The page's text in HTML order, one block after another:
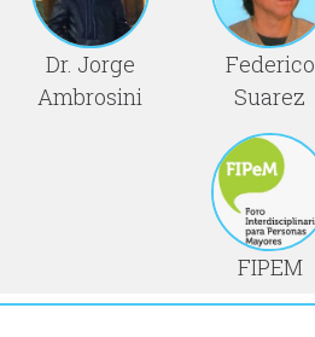
Dr. Jorge
Ambrosini
Federico
Suarez
FIPEM